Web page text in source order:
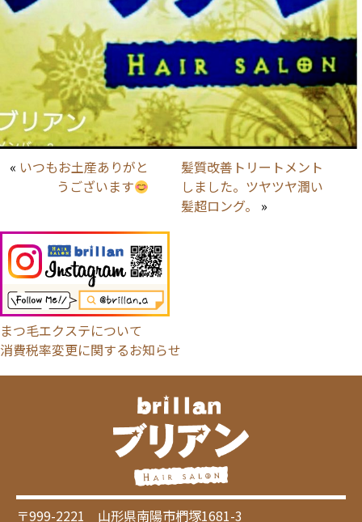
« いつもお土産ありがと
うございます
髪質改善トリートメント
しました。ツヤツヤ潤い
髪超ロング。
»
まつ毛エクステについて
消費税率変更に関するお知らせ
〒999-2221 山形県南陽市椚塚1681-3